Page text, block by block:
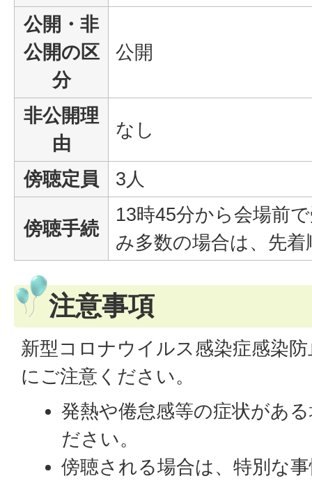
公開・非
公開の区
分
公開
非公開理
由
なし
傍聴定員 3人
傍聴手続
13時45分から会場前
み多数の場合は、先
注意事項
新型コロナウイルス感染症感染
にご注意ください。
発熱や倦怠感等の症状があ
ださい。
傍聴される場合は、特別な